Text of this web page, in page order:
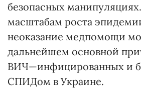
безопасных
масштабам роста
неоказание медпомощи
дальнейшем основной
ВИЧ—инфицированных и
СПИДом в Украине.